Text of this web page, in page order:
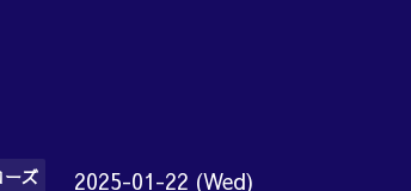
ーズ 2025-01-22 (Wed)